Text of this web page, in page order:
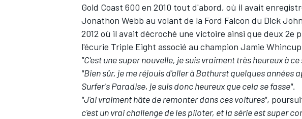
Gold Coast 600 en 2010 tout d'abord, où il avait
Jonathon Webb au volant de la Ford Falcon du Dick
2012 où il avait décroché une victoire ainsi que deux 2e
l'écurie Triple Eight associé au champion Jamie
"C'est une super nouvelle, je suis vraiment très heureux à ce
"Bien sûr, je me réjouis d'aller à Bathurst quelques années
Surfer's Paradise, je suis donc heureux que cela se fasse".
"J'ai vraiment hâte de remonter dans ces voitures",
c'est un vrai challenge de les piloter, et la série est super